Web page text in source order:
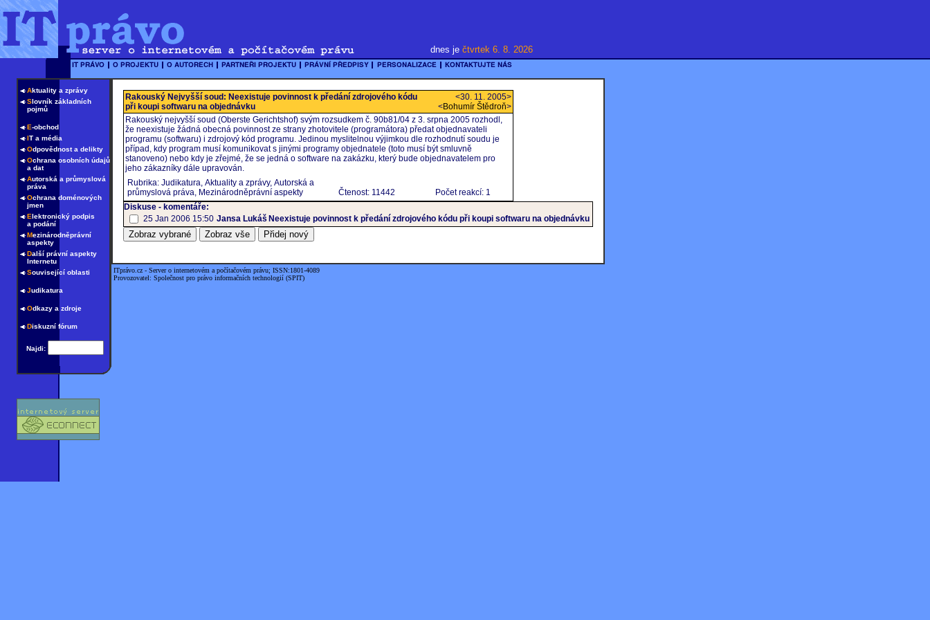
dnes je čtvrtek 6. 8. 2026
Aktuality a zprávy
Slovník základních
pojmů
E-obchod
IT a média
Odpovědnost a delikty
Ochrana osobních údajů
a dat
Autorská a průmyslová
práva
Ochrana doménových
jmen
Elektronický podpis
a podání
Mezinárodněprávní
aspekty
Další právní aspekty
Internetu
Související oblasti
Judikatura
Odkazy a zdroje
Diskuzní fórum
Najdi:
Rakouský Nejvyšší soud: Neexistuje povinnost k předání zdrojového kódu
při koupi softwaru na objednávku
<30. 11. 2005>
<Bohumír Štědroň>
Rakouský nejvyšší soud (Oberste Gerichtshof) svým rozsudkem č. 90b81/04 z 3. srpna 2005 rozhodl,
že neexistuje žádná obecná povinnost ze strany zhotovitele (programátora) předat objednavateli
programu (softwaru) i zdrojový kód programu. Jedinou myslitelnou výjimkou dle rozhodnutí soudu je
případ, kdy program musí komunikovat s jinými programy objednatele (toto musí být smluvně
stanoveno) nebo kdy je zřejmé, že se jedná o software na zakázku, který bude objednavatelem pro
jeho zákazníky dále upravován.
Rubrika: Judikatura, Aktuality a zprávy, Autorská a
průmyslová práva, Mezinárodněprávní aspekty
Čtenost: 11442
Počet reakcí: 1
Diskuse - komentáře:
25 Jan 2006 15:50 Jansa Lukáš Neexistuje povinnost k předání zdrojového kódu při koupi softwaru na objednávku
ITprávo.cz - Server o internetovém a počítačovém právu; ISSN:1801-4089
Provozovatel: Společnost pro právo informačních technologií (SPIT)